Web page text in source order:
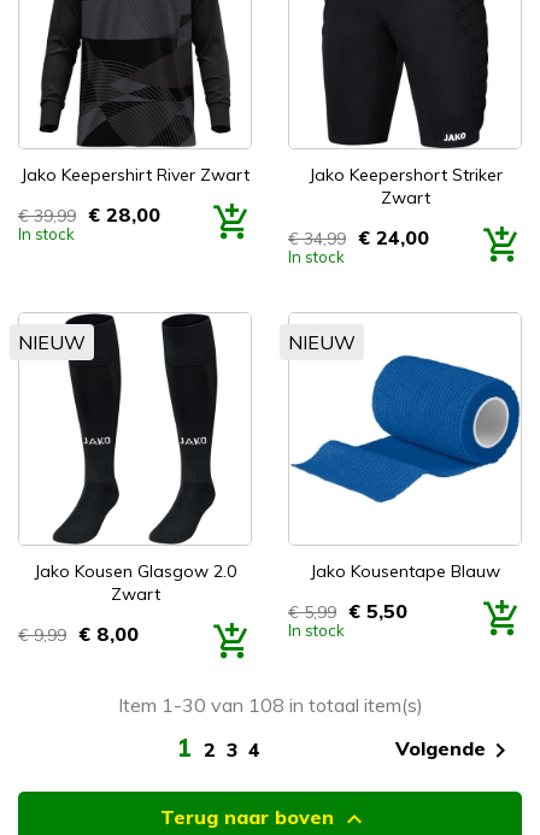
Jako Keepershirt River Zwart
Prijs
€ 39,99 € 28,00
In stock
Jako Keepershort Striker
Zwart
Prijs
€ 34,99 € 24,00
In stock
Jako Kousen Glasgow 2.0
Zwart
Prijs
€ 9,99 € 8,00
NIEUW
Jako Kousentape Blauw
Prijs
€ 5,99 € 5,50
In stock
NIEUW
Item 1-30 van 108 in totaal item(s)
1 2 3 4 Volgende 
Terug naar boven 